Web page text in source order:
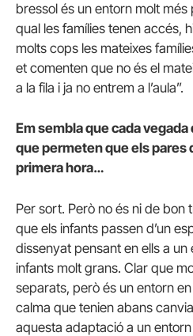
bressol és un entorn molt
qual les famílies tenen accés,
molts cops les mateixes
et comenten que no és el
a la fila i ja no entrem a l’aula”.
Em sembla que cada
que permeten que els pares
primera hora…
Per sort. Però no és ni de bon
que els infants passen d’un
dissenyat pensant en ells a un
infants molt grans. Clar que
separats, però és un entorn
calma que tenien abans
aquesta adaptació a un